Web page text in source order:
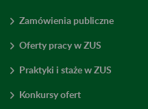
Zamówienia publiczne
Oferty pracy w ZUS
Praktyki i staże w ZUS
Konkursy ofert